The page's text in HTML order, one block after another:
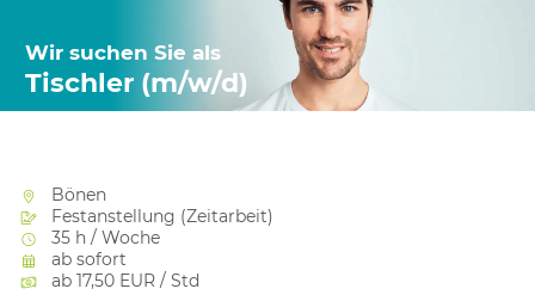
Wir suchen Sie als
Tischler (m/w/d)
Bönen
Festanstellung (Zeitarbeit)
35 h / Woche
ab sofort
ab 17,50 EUR / Std